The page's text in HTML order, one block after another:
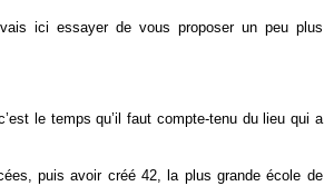
ici essayer de vous proposer un peu plus
le temps qu’il faut compte-tenu du lieu qui a
puis avoir créé 42, la plus grande école de